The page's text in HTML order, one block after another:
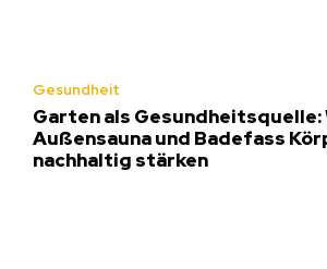
Gesundheit
Garten als Gesundheitsquelle:
Außensauna und Badefass
nachhaltig stärken